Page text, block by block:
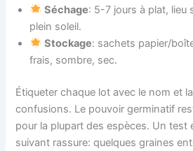
Séchage: 5-7 jours à plat, lieu
plein soleil.
Stockage: sachets papier/
frais, sombre, sec.
Étiqueter chaque lot avec le nom et
confusions. Le pouvoir germinatif
pour la plupart des espèces. Un test
suivant rassure: quelques graines